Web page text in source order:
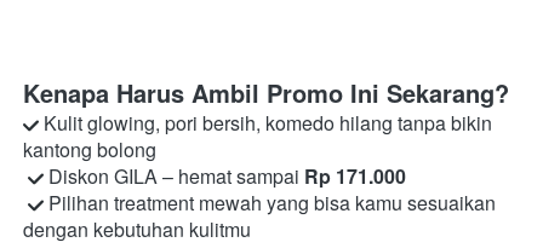
Kenapa Harus Ambil Promo Ini Sekarang?
Kulit glowing, pori bersih, komedo hilang tanpa bikin
kantong bolong
Diskon GILA – hemat sampai Rp 171.000
Pilihan treatment mewah yang bisa kamu sesuaikan
dengan kebutuhan kulitmu